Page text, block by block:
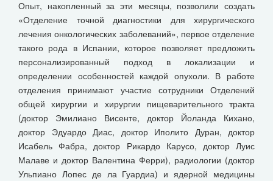
Опыт, накопленный за эти месяцы, позволили создать
«Отделение точной диагностики для хирургического
лечения онкологических заболеваний», первое отделение
такого рода в Испании, которое позволяет предложить
персонализированный подход в локализации и
определении особенностей каждой опухоли. В работе
отделения принимают участие сотрудники Отделений
общей хирургии и хирургии пищеварительного тракта
(доктор Эмилиано Висенте, доктор Йоланда Кихано,
доктор Эдуардо Диас, доктор Иполито Дуран, доктор
Исабель Фабра, доктор Рикардо Карусо, доктор Луис
Малаве и доктор Валентина Ферри), радиологии (доктор
Ульпиано Лопес де ла Гуардиа) и ядерной медицины